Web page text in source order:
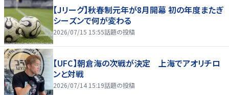
【Jリーグ】秋春制元年が8月開幕 初の年度またぎ
シーズンで何が変わる
2026/07/15 15:55話題の投稿
【UFC】朝倉海の次戦が決定 上海でアオリチロ
ンと対戦
2026/07/14 15:19話題の投稿